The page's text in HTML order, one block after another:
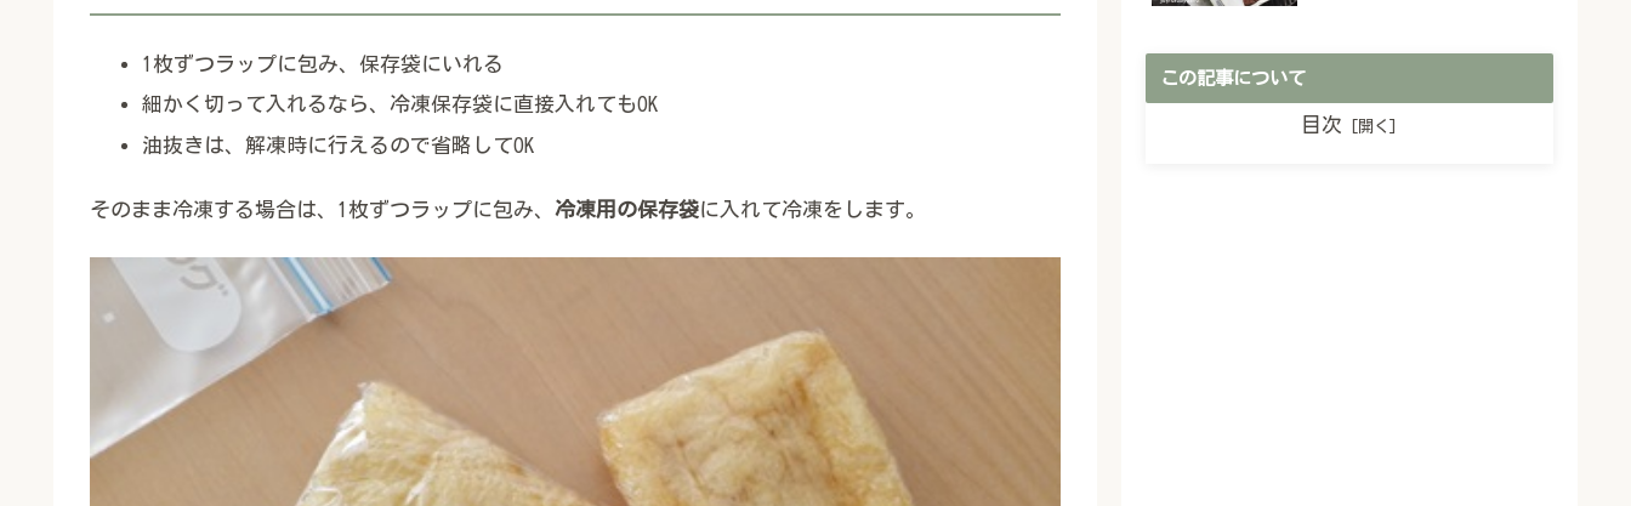
1枚ずつラップに包み、保存袋にいれる
細かく切って入れるなら、冷凍保存袋に直接入れてもOK
油抜きは、解凍時に行えるので省略してOK
そのまま冷凍する場合は、1枚ずつラップに包み、 冷凍用の保存袋に入れて冷凍をします。
この記事について
目次